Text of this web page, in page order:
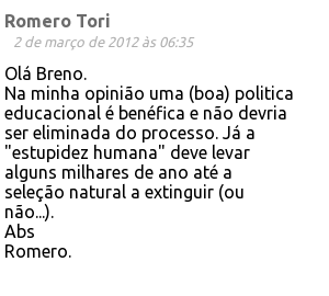
Romero Tori
2 de março de 2012 às 06:35
Olá Breno.
Na minha opinião uma (boa) politica
educacional é benéfica e não devria
ser eliminada do processo. Já a
"estupidez humana" deve levar
alguns milhares de ano até a
seleção natural a extinguir (ou
não...).
Abs
Romero.